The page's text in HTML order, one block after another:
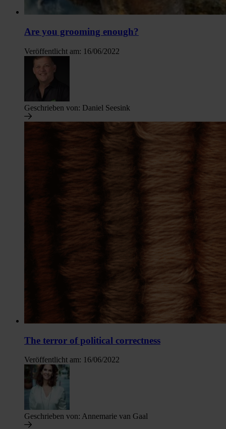
Are you grooming enough?
Veröffentlicht am: 16/06/2022
Geschrieben von: Daniel Seesink
The terror of political correctness
Veröffentlicht am: 16/06/2022
Geschrieben von: Annemarie van Gaal